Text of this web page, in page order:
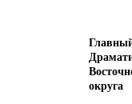
округа